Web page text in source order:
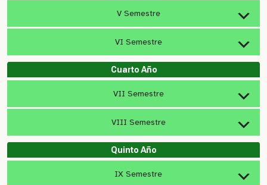
V Semestre
VI Semestre
Cuarto Año
VII Semestre
VIII Semestre
Quinto Año
IX Semestre